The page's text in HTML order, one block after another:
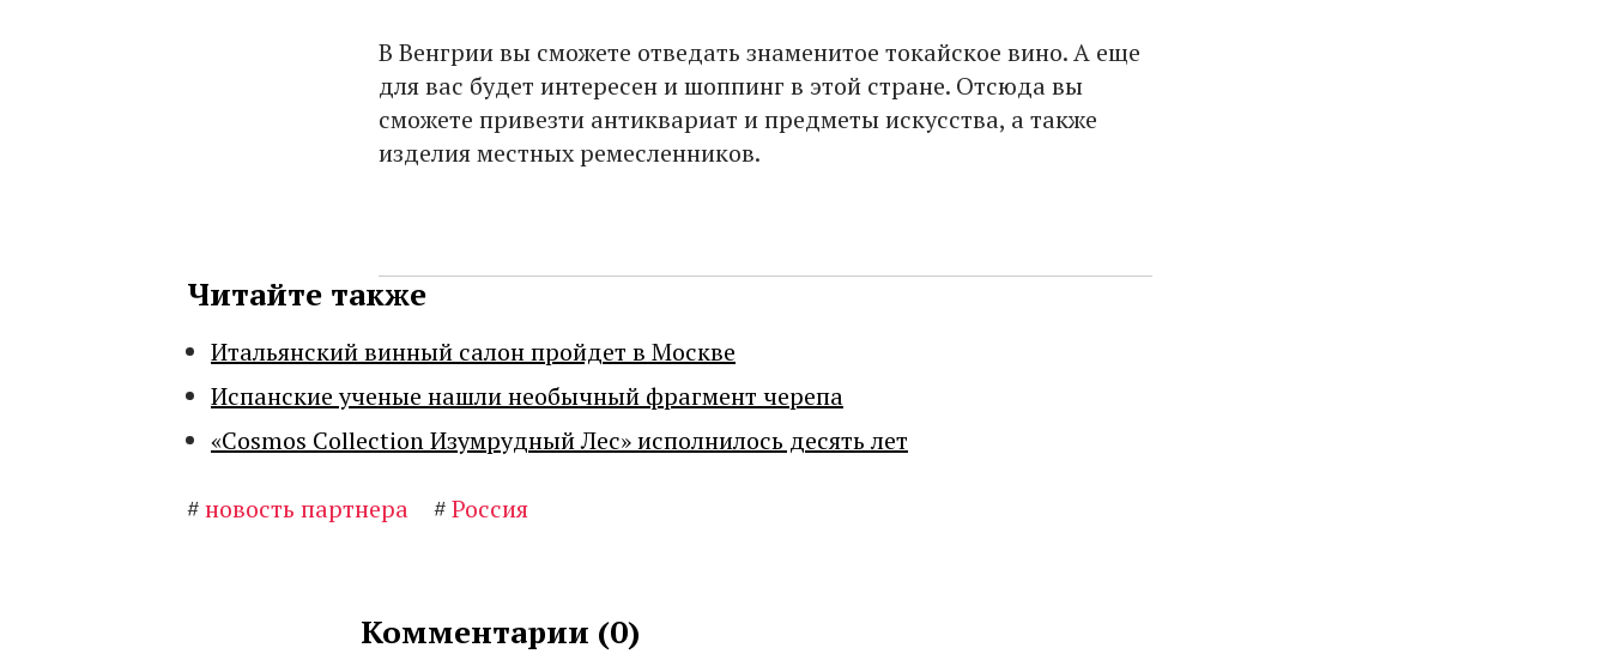
В Венгрии вы сможете отведать знаменитое токайское вино. А еще
для вас будет интересен и шоппинг в этой стране. Отсюда вы
сможете привезти антиквариат и предметы искусства, а также
изделия местных ремесленников.
Читайте также
Итальянский винный салон пройдет в Москве
Испанские ученые нашли необычный фрагмент черепа
«Cosmos Collection Изумрудный Лес» исполнилось десять лет
#новость партнера #Россия
Комментарии (0)